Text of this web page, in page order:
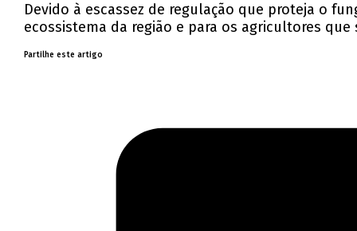
Devido à escassez de regulação que proteja o
ecossistema da região e para os agricultores que
Partilhe este artigo